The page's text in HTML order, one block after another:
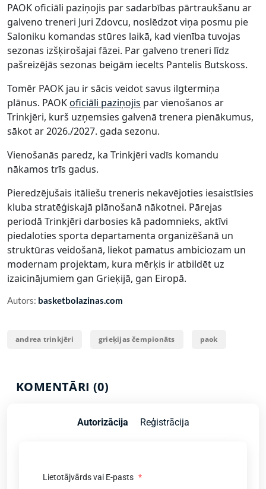
PAOK oficiāli paziņojis par sadarbības pārtraukšanu ar
galveno treneri Juri Zdovcu, noslēdzot viņa posmu pie
Saloniku komandas stūres laikā, kad vienība tuvojas
sezonas izšķirošajai fāzei. Par galveno treneri līdz
pašreizējās sezonas beigām iecelts Pantelis Butskoss.
Tomēr PAOK jau ir sācis veidot savus ilgtermiņa
plānus. PAOKoficiāli paziņojis par vienošanos ar
Trinkjēri, kurš uzņemsies galvenā trenera pienākumus,
sākot ar 2026./2027. gada sezonu.
Vienošanās paredz, ka Trinkjēri vadīs komandu
nākamos trīs gadus.
Pieredzējušais itāliešu treneris nekavējoties iesaistīsies
kluba stratēģiskajā plānošanā nākotnei. Pārejas
periodā Trinkjēri darbosies kā padomnieks, aktīvi
piedaloties sporta departamenta organizēšanā un
struktūras veidošanā, liekot pamatus ambiciozam un
modernam projektam, kura mērķis ir atbildēt uz
izaicinājumiem gan Grieķijā, gan Eiropā.
Autors: basketbolazinas.com
andrea trinkjēri grieķijas čempionāts paok
KOMENTĀRI (0)
Autorizācija Reģistrācija
Lietotājvārds vai E-pasts *